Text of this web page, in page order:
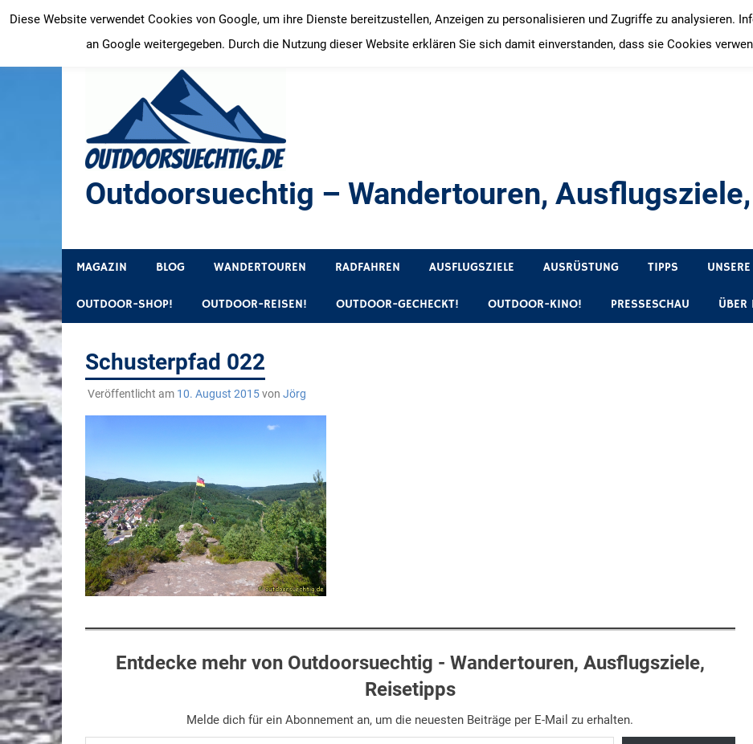
Inhalt
springen
Outdoorsuechtig – Wandertouren,
MAGAZIN BLOG WANDERTOUREN RADFAHREN AUSFLUGSZIELE AUSRÜSTUNG TIPPS
OUTDOOR-SHOP! OUTDOOR-REISEN! OUTDOOR-GECHECKT! OUTDOOR-KINO! PRESSESCHAU
Schusterpfad 022
Veröffentlicht am 10. August 2015von Jörg
Entdecke mehr von Outdoorsuechtig - Wandertouren, Ausflugsziele,
Reisetipps
Melde dich für ein Abonnement an, um die neuesten Beiträge per E-Mail zu erhalten.
Gib deine E-Mail-Adresse ein ...
Diese Website verwendet Cookies von Google, um ihre Dienste bereitzustellen, Anzeigen zu personalisieren und Zugriffe zu analysieren.
an Google weitergegeben. Durch die Nutzung dieser Website erklären Sie sich damit einverstanden, dass sie Cookies